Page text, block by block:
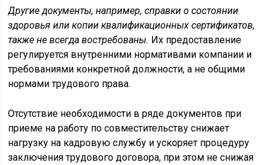
Другие документы, например, справки о состоянии
здоровья или копии квалификационных сертификатов,
также не всегда востребованы. Их предоставление
регулируется внутренними нормативами компании и
требованиями конкретной должности, а не общими
нормами трудового права.
Отсутствие необходимости в ряде документов при
приеме на работу по совместительству снижает
нагрузку на кадровую службу и ускоряет процедуру
заключения трудового договора, при этом не снижая